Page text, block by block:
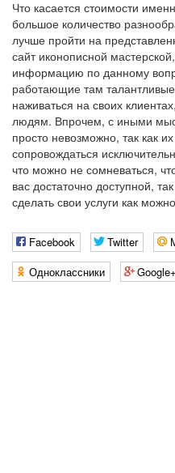
Что касается стоимости
большое количество
лучше пройти на
сайт иконописной
информацию по данному
работающие там
наживаться на своих
людям. Впрочем, с иными
просто невозможно, так как
сопровождаться
что можно не сомневаться,
вас достаточно доступной,
сделать свои услуги как
Facebook Twitter
Одноклассники
Google+